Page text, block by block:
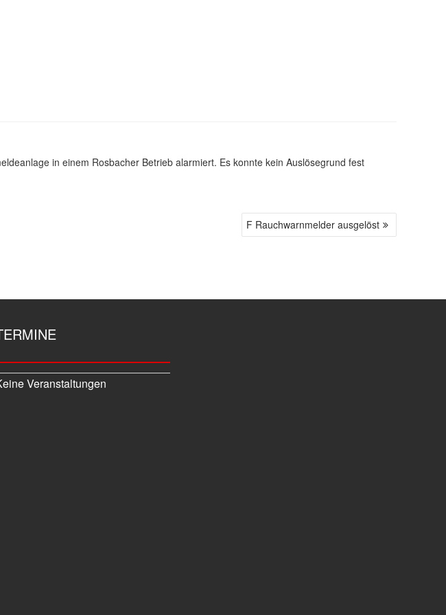
in einem Rosbacher Betrieb alarmiert. Es konnte kein Auslösegrund fest
F Rauchwarnmelder ausgelöst
Veranstaltungen